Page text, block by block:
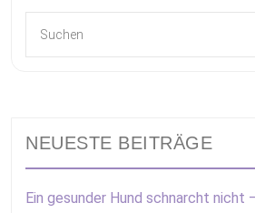
NEUESTE BEITRÄGE
Ein gesunder Hund schnarcht nicht